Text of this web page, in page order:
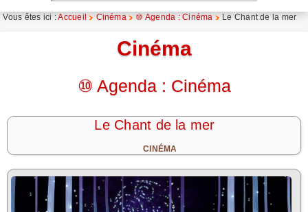
Vous êtes ici :Accueil Cinéma ⑩ Agenda : Cinéma Le Chant de la mer
Cinéma
⑩ Agenda : Cinéma
Le Chant de la mer
CINÉMA